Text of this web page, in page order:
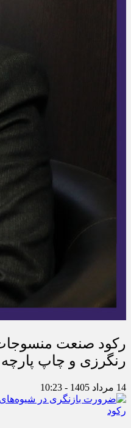
رکود صنعت
رنگرزی و چاپ
14 مرداد 1405 - 10:23